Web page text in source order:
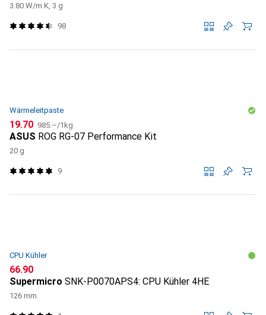
3.80 W/m K, 3 g
98
Wärmeleitpaste
CHF
19.70 CHF
985.–/1kg
ASUS ROG RG-07 Performance Kit
20 g
9
CPU Kühler
CHF
66.90
Supermicro SNK-P0070APS4: CPU Kühler 4HE
126 mm